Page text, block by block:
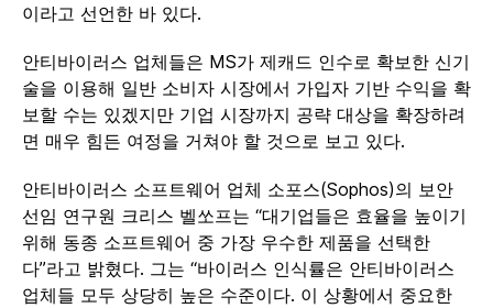
이라고 선언한 바 있다.
안티바이러스 업체들은 MS가 제캐드 인수로 확보한 신기
술을 이용해 일반 소비자 시장에서 가입자 기반 수익을 확
보할 수는 있겠지만 기업 시장까지 공략 대상을 확장하려
면 매우 힘든 여정을 거쳐야 할 것으로 보고 있다.
안티바이러스 소프트웨어 업체 소포스(Sophos)의 보안
선임 연구원 크리스 벨쏘프는 “대기업들은 효율을 높이기
위해 동종 소프트웨어 중 가장 우수한 제품을 선택한
다”라고 밝혔다. 그는 “바이러스 인식률은 안티바이러스
업체들 모두 상당히 높은 수준이다. 이 상황에서 중요한